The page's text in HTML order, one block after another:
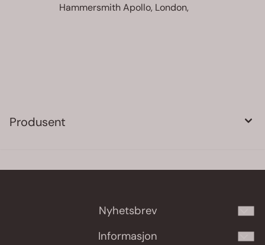
Hammersmith Apollo, London,
Produsent
Nyhetsbrev
Informasjon